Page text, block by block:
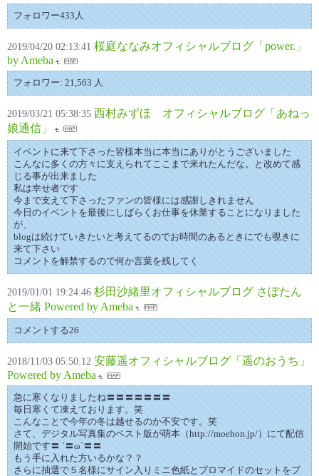
フォロワー433人
2019/04/20 02:13:41 桜庭ななみオフィシャルブログ「power.」
by Ameba
フォロワー: 21,563 人
2019/03/21 05:38:35 西村みずほ オフィシャルブログ「あねっ
娘通信」
イベントに来て下さった皆様本当に本当にありがとうございました
こんなに多くの方々に支えられてここまで来れたんだな。と改めて感
じる事が出来ました
私は幸せ者です
今まで支えて下さったファンの皆様には感謝しきれません
今日のイベントを最後にしばらくお仕事を休業することになりました
が、
blogは続けていきたいと考えてるのでお時間のあるときにでも覗きに
来て下さい
コメントを解禁するので何か言葉を残してく
2019/01/01 19:24:46 杉田沙緒里オフィシャルブログ さぼたん
と一緒 Powered by Ameba
コメントする26
2018/11/03 05:50:12 安藤遥オフィシャルブログ「遥のおうち」
Powered by Ameba
急に寒くなりましたね〓〓〓〓〓〓〓
毎日寒くて凍えております。笑
こんなことで今年の冬は越せるのか不安です。笑
さて、デジタル写真集のベスト版が萌本（http://moehon.jp/）にて配信
開始です〓 ´〓ω`〓〓
もう手に入れた方いるかな？？
さらに抽選で５名様にサイン入りミニ色紙とブロマイドのセットをプ